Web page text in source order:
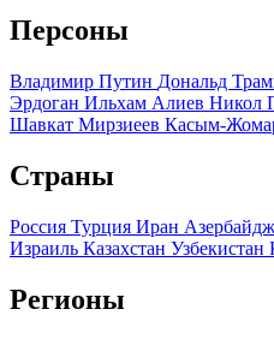
Персоны
Владимир Путин Дональд
Эрдоган Ильхам Алиев Никол
Шавкат Мирзиеев Касым-
Страны
Россия Турция Иран
Израиль Казахстан Узбекистан
Регионы